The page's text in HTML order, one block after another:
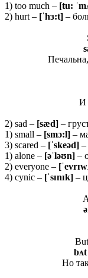
1) too much – [tu:
2) hurt – [ˈhɜ:t] –
И
2) sad – [sæd] –
1) small – [smɔ:l] –
3) scared – [ˈskeəd] –
1) alone – [əˈləʊn] –
2) everyone – [ˈevrɪ
4) cynic – [ˈsɪnɪk] –
bʌt
Но